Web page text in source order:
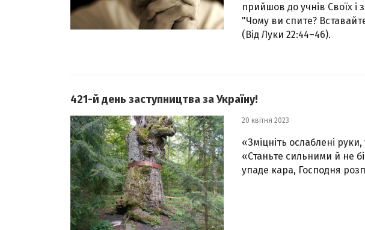
прийшов до учнів Своїх і
"Чому ви спите?
(Від Луки 22:44–46).
421-й день заступництва за Україну!
20 квітня 2023
«Зміцніть ослаблені руки,
«Станьте сильними й не
упаде кара, Господня